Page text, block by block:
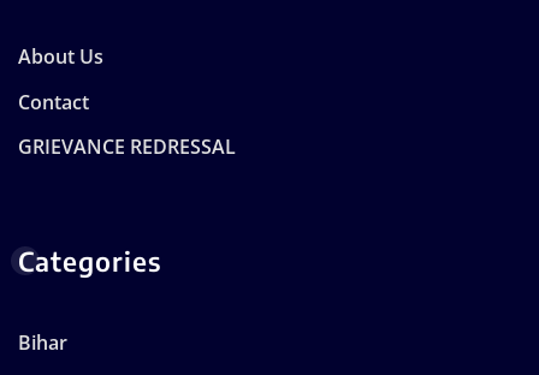
About Us
Contact
GRIEVANCE REDRESSAL
Categories
Bihar